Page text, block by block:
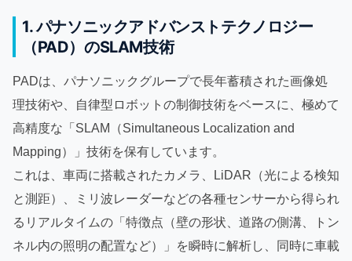
1. パナソニックアドバンストテクノロジー
（PAD）のSLAM技術
PADは、パナソニックグループで長年蓄積された画像処
理技術や、自律型ロボットの制御技術をベースに、極めて
高精度な「SLAM（Simultaneous Localization and
Mapping）」技術を保有しています。
これは、車両に搭載されたカメラ、LiDAR（光による検知
と測距）、ミリ波レーダーなどの各種センサーから得られ
るリアルタイムの「特徴点（壁の形状、道路の側溝、トン
ネル内の照明の配置など）」を瞬時に解析し、同時に車載